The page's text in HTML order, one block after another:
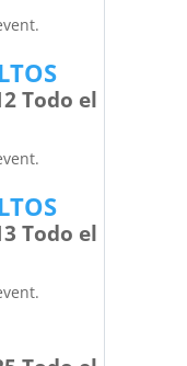
Todo el
Todo el